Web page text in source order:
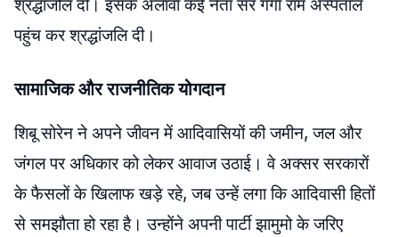
श्रद्धांजलि दी। इसके अलावा कई नेता सर गंगा राम अस्पताल
पहुंच कर श्रद्धांजलि दी।
सामाजिक और राजनीतिक योगदान
शिबू सोरेन ने अपने जीवन में आदिवासियों की जमीन, जल और
जंगल पर अधिकार को लेकर आवाज उठाई। वे अक्सर सरकारों
के फैसलों के खिलाफ खड़े रहे, जब उन्हें लगा कि आदिवासी हितों
से समझौता हो रहा है। उन्होंने अपनी पार्टी झामुमो के जरिए